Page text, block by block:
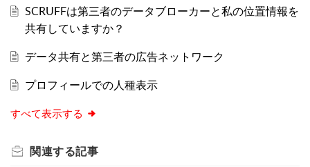
SCRUFFは第三者のデータブローカーと私の位置情報を
共有していますか？
データ共有と第三者の広告ネットワーク
プロフィールでの人種表示
すべて表示する
関連する記事